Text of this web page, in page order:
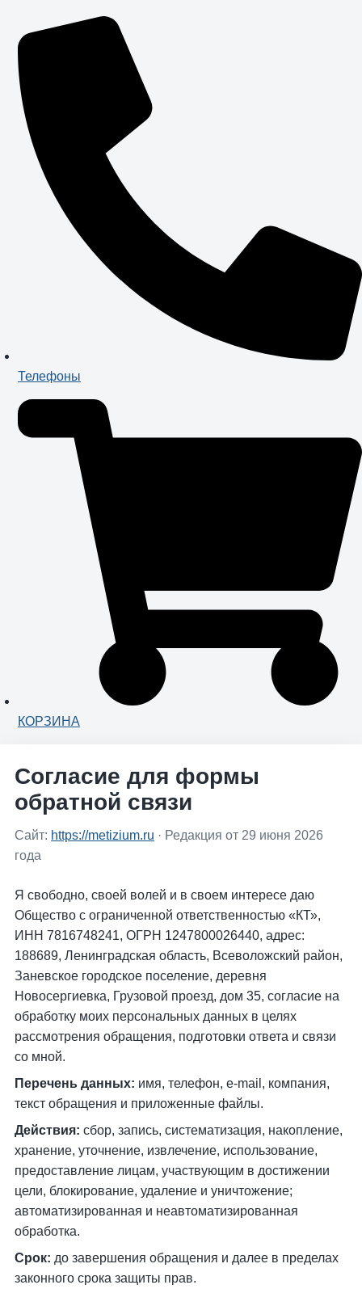
Телефоны
КОРЗИНА
Согласие для формы
обратной связи
Сайт: https://metizium.ru · Редакция от 29 июня 2026
года
Я свободно, своей волей и в своем интересе даю
Общество с ограниченной ответственностью «КТ»,
ИНН 7816748241, ОГРН 1247800026440, адрес:
188689, Ленинградская область, Всеволожский район,
Заневское городское поселение, деревня
Новосергиевка, Грузовой проезд, дом 35, согласие на
обработку моих персональных данных в целях
рассмотрения обращения, подготовки ответа и связи
со мной.
Перечень данных: имя, телефон, e-mail, компания,
текст обращения и приложенные файлы.
Действия: сбор, запись, систематизация, накопление,
хранение, уточнение, извлечение, использование,
предоставление лицам, участвующим в достижении
цели, блокирование, удаление и уничтожение;
автоматизированная и неавтоматизированная
обработка.
Срок: до завершения обращения и далее в пределах
законного срока защиты прав.